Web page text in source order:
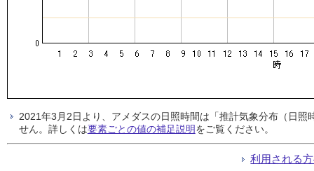
2021年3月2日より、アメダスの日照時間は「推計気象分布（日
せん。詳しくは要素ごとの値の補足説明をご覧ください。
利用される